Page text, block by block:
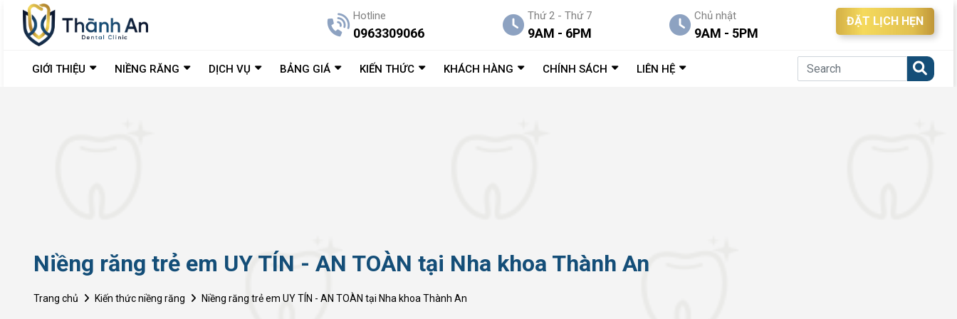
Hotline
0963309066
Thứ 2 - Thứ 7
9AM - 6PM
Chủ nhật
9AM - 5PM
ĐẶT LỊCH HẸN
GIỚI THIỆU NIỀNG RĂNG DỊCH VỤ BẢNG GIÁ KIẾN THỨC KHÁCH HÀNG CHÍNH SÁCH LIÊN HỆ
Niềng răng trẻ em UY TÍN - AN TOÀN tại Nha khoa Thành An
Trang chủ Kiến thức niềng răng Niềng răng trẻ em UY TÍN - AN TOÀN tại Nha khoa Thành An